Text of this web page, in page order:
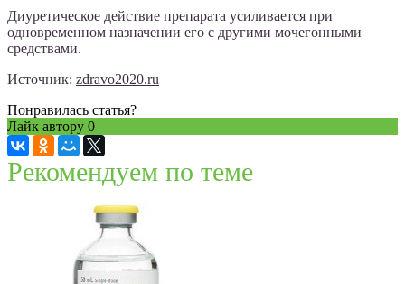
Диуретическое действие препарата усиливается при
одновременном назначении его с другими мочегонными
средствами.
Источник: zdravo2020.ru
Понравилась статья?
Лайк автору 0
Рекомендуем по теме